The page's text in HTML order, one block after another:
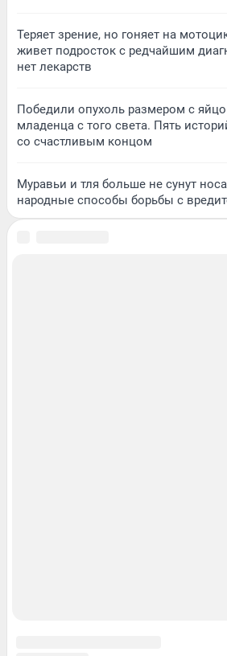
Теряет зрение, но гоняет на
живет подросток с редчайшим
нет лекарств
Победили опухоль размером с
младенца с того света. Пять
со счастливым концом
Муравьи и тля больше не сунут
народные способы борьбы с